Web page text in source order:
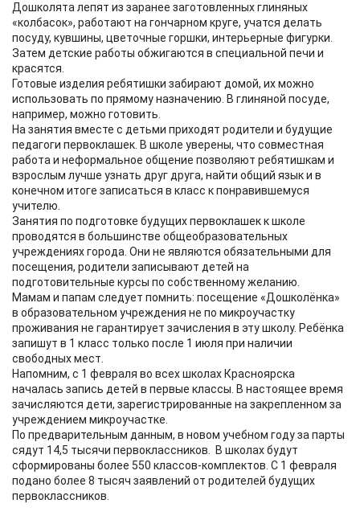
Дошколята лепят из заранее заготовленных глиняных
«колбасок», работают на гончарном круге, учатся делать
посуду, кувшины, цветочные горшки, интерьерные фигурки.
Затем детские работы обжигаются в специальной печи и
красятся.
Готовые изделия ребятишки забирают домой, их можно
использовать по прямому назначению. В глиняной посуде,
например, можно готовить.
​На занятия вместе с детьми приходят родители и будущие
педагоги первоклашек. В школе уверены, что совместная
работа и неформальное общение позволяют ребятишкам и
взрослым лучше узнать друг друга, найти общий язык и в
конечном итоге записаться в класс к понравившемуся
учителю.
Занятия по подготовке будущих первоклашек к школе
проводятся в большинстве общеобразовательных
учреждениях города. Они не являются обязательными для
посещения, родители записывают детей на
подготовительные курсы по собственному желанию.
Мамам и папам следует помнить: посещение «Дошколёнка»
в образовательном учреждения не по микроучастку
проживания не гарантирует зачисления в эту школу. Ребёнка
запишут в 1 класс только после 1 июля при наличии
свободных мест.
Напомним, с 1 февраля во всех школах Красноярска
началась запись детей в первые классы. В настоящее время
зачисляются дети, зарегистрированные на закрепленном за
учреждением микроучастке.
По предварительным данным, в новом учебном году за парты
сядут 14,5 тысячи первоклассников. В школах будут
сформированы более 550 классов-комплектов. С 1 февраля
подано более 8 тысяч заявлений от родителей будущих
первоклассников.